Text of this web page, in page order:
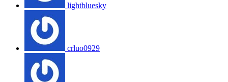
lightbluesky
crluo0929